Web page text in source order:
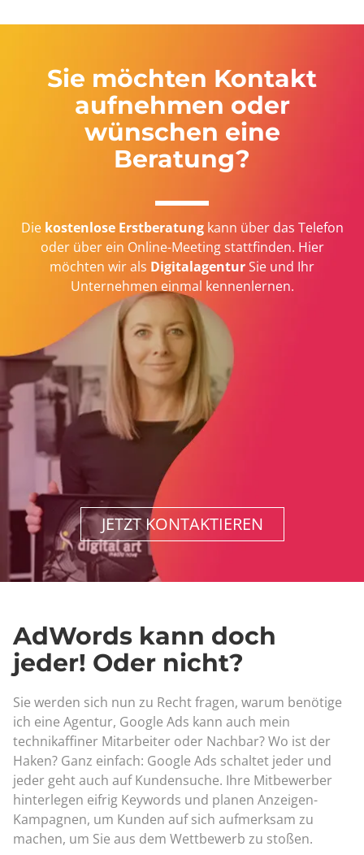
Sie möchten Kontakt
aufnehmen oder
wünschen eine
Beratung?
Die kostenlose Erstberatungkann über das Telefon
oder über ein Online-Meeting stattfinden. Hier
möchten wir als DigitalagenturSie und Ihr
Unternehmen einmal kennenlernen.
JETZT KONTAKTIEREN
AdWords kann doch
jeder! Oder nicht?
Sie werden sich nun zu Recht fragen, warum benötige
ich eine Agentur, Google Ads kann auch mein
technikaffiner Mitarbeiter oder Nachbar? Wo ist der
Haken? Ganz einfach: Google Ads schaltet jeder und
jeder geht auch auf Kundensuche. Ihre Mitbewerber
hinterlegen eifrig Keywords und planen Anzeigen-
Kampagnen, um Kunden auf sich aufmerksam zu
machen, um Sie aus dem Wettbewerb zu stoßen.